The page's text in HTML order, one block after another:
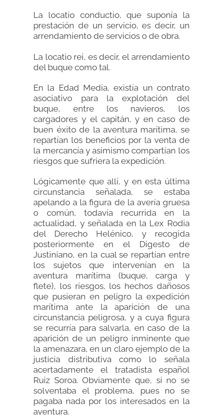
La locatio conductio, que suponía la
prestación de un servicio, es decir, un
arrendamiento de servicios o de obra.
La locatio rei, es decir, el arrendamiento
del buque como tal.
En la Edad Media, existía un contrato
asociativo para la explotación del
buque, entre los navieros, los
cargadores y el capitán, y en caso de
buen éxito de la aventura marítima, se
repartían los beneficios por la venta de
la mercancía y asimismo compartían los
riesgos que sufriera la expedición.
Lógicamente que allí, y en esta última
circunstancia señalada, se estaba
apelando a la figura de la avería gruesa
o común, todavía recurrida en la
actualidad, y señalada en la Lex Rodia
del Derecho Helénico, y recogida
posteriormente en el Digesto de
Justiniano, en la cual se repartían entre
los sujetos que intervenían en la
aventura marítima (buque, carga y
flete), los riesgos, los hechos dañosos
que pusieran en peligro la expedición
marítima ante la aparición de una
circunstancia peligrosa, y a cuya figura
se recurría para salvarla, en caso de la
aparición de un peligro inminente que
la amenazara, en un claro ejemplo de la
justicia distributiva como lo señala
acertadamente el tratadista español
Ruiz Soroa. Obviamente que, si no se
solventaba el problema, pues no se
pagaba nada por los interesados en la
aventura.